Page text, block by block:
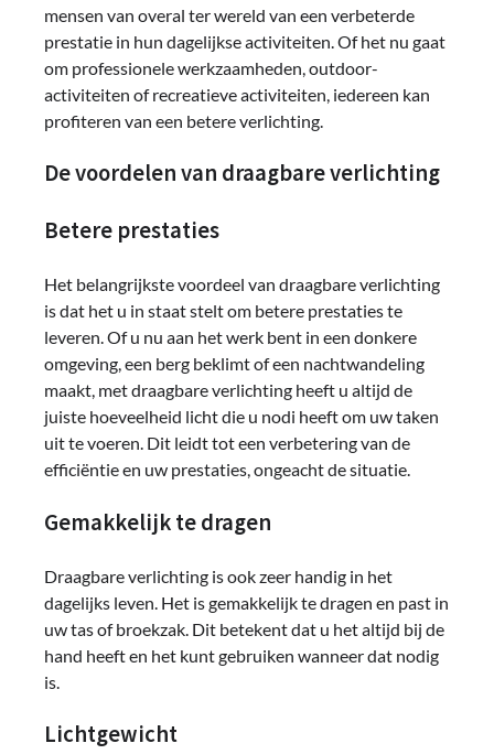
mensen van overal ter wereld van een verbeterde
prestatie in hun dagelijkse activiteiten. Of het nu gaat
om professionele werkzaamheden, outdoor-
activiteiten of recreatieve activiteiten, iedereen kan
profiteren van een betere verlichting.
De voordelen van draagbare verlichting
Betere prestaties
Het belangrijkste voordeel van draagbare verlichting
is dat het u in staat stelt om betere prestaties te
leveren. Of u nu aan het werk bent in een donkere
omgeving, een berg beklimt of een nachtwandeling
maakt, met draagbare verlichting heeft u altijd de
juiste hoeveelheid licht die u nodi heeft om uw taken
uit te voeren. Dit leidt tot een verbetering van de
efficiëntie en uw prestaties, ongeacht de situatie.
Gemakkelijk te dragen
Draagbare verlichting is ook zeer handig in het
dagelijks leven. Het is gemakkelijk te dragen en past in
uw tas of broekzak. Dit betekent dat u het altijd bij de
hand heeft en het kunt gebruiken wanneer dat nodig
is.
Lichtgewicht